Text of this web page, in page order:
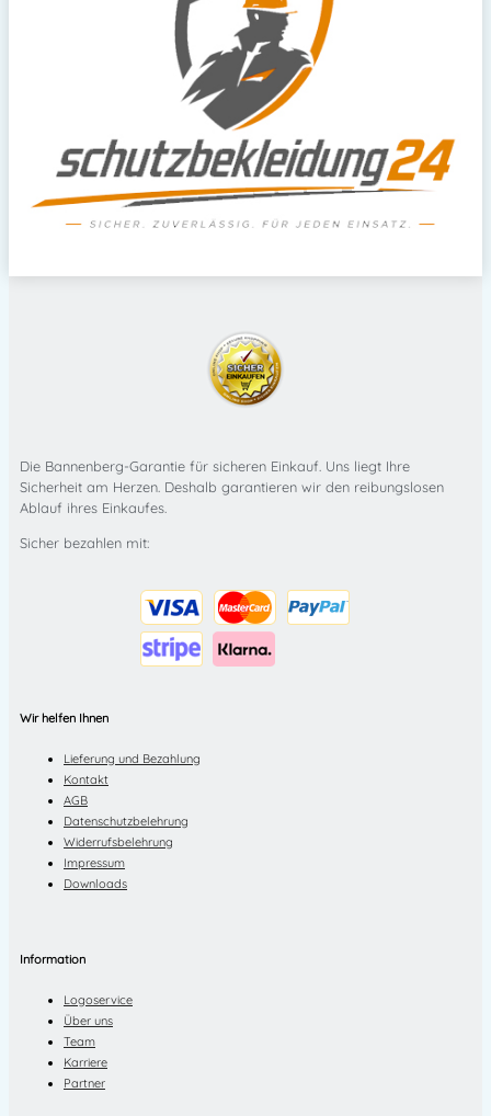
Die Bannenberg-Garantie für sicheren Einkauf. Uns liegt Ihre
Sicherheit am Herzen. Deshalb garantieren wir den reibungslosen
Ablauf ihres Einkaufes.
Sicher bezahlen mit:
Wir helfen Ihnen
Lieferung und Bezahlung
Kontakt
AGB
Datenschutzbelehrung
Widerrufsbelehrung
Impressum
Downloads
Information
Logoservice
Über uns
Team
Karriere
Partner